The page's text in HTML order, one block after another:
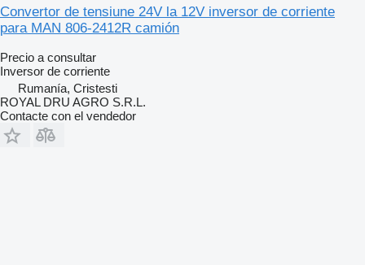
Convertor de tensiune 24V la 12V inversor de corriente
para MAN 806-2412R camión
Precio a consultar
Inversor de corriente
Rumanía, Cristesti
ROYAL DRU AGRO S.R.L.
Contacte con el vendedor